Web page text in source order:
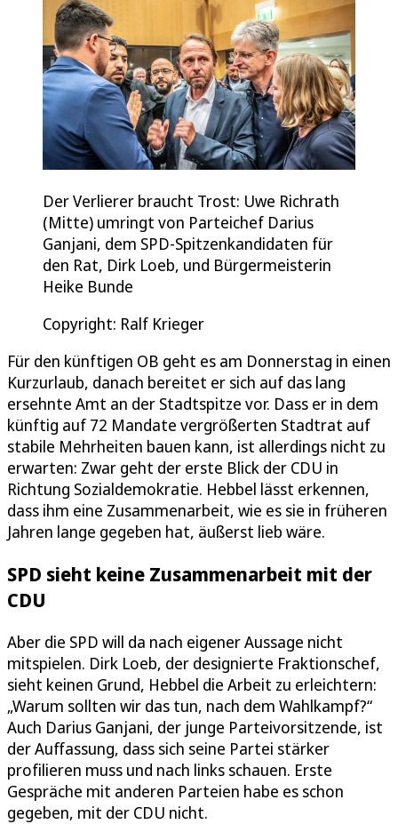
Der Verlierer braucht Trost: Uwe Richrath
(Mitte) umringt von Parteichef Darius
Ganjani, dem SPD-Spitzenkandidaten für
den Rat, Dirk Loeb, und Bürgermeisterin
Heike Bunde
Copyright: Ralf Krieger
Für den künftigen OB geht es am Donnerstag in einen
Kurzurlaub, danach bereitet er sich auf das lang
ersehnte Amt an der Stadtspitze vor. Dass er in dem
künftig auf 72 Mandate vergrößerten Stadtrat auf
stabile Mehrheiten bauen kann, ist allerdings nicht zu
erwarten: Zwar geht der erste Blick der CDU in
Richtung Sozialdemokratie. Hebbel lässt erkennen,
dass ihm eine Zusammenarbeit, wie es sie in früheren
Jahren lange gegeben hat, äußerst lieb wäre.
SPD sieht keine Zusammenarbeit mit der
CDU
Aber die SPD will da nach eigener Aussage nicht
mitspielen. Dirk Loeb, der designierte Fraktionschef,
sieht keinen Grund, Hebbel die Arbeit zu erleichtern:
„Warum sollten wir das tun, nach dem Wahlkampf?“
Auch Darius Ganjani, der junge Parteivorsitzende, ist
der Auffassung, dass sich seine Partei stärker
profilieren muss und nach links schauen. Erste
Gespräche mit anderen Parteien habe es schon
gegeben, mit der CDU nicht.